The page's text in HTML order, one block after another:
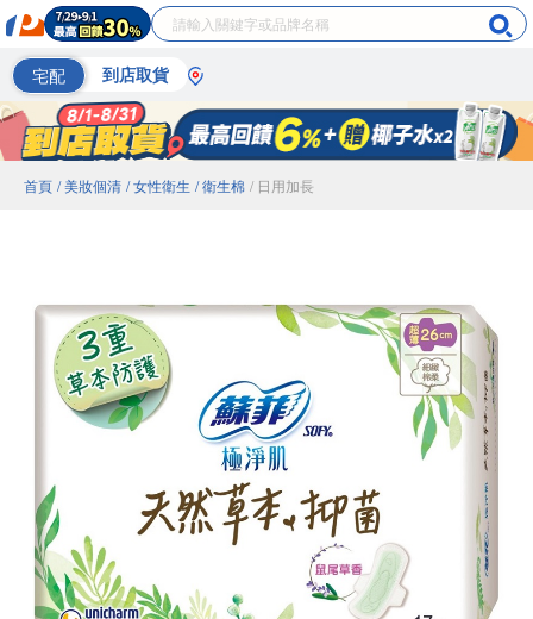
宅配 到店取貨
首頁 / 美妝個清 / 女性衛生 / 衛生棉 / 日用加長